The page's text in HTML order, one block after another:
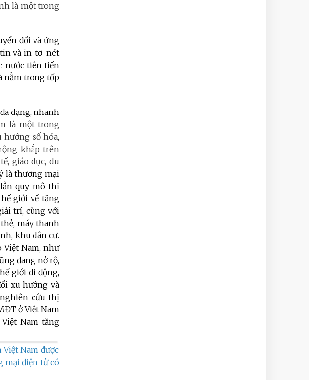
là một trong
đổi và ứng
tin và in-tơ-nét
nước tiên tiến
nằm trong tốp
dạng, nhanh
là một trong
số hóa,
khắp trên
giáo dục, du
là thương mại
quy mô thị
giới về tăng
trí, cùng với
máy thanh
khu dân cư.
Việt Nam, như
đang nở rộ,
giới di động,
xu hướng và
cứu thị
ở Việt Nam
Nam tăng
Nam được
mại điện tử có